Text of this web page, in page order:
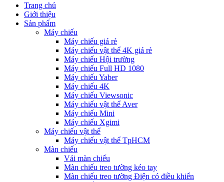
Trang chủ
Giới thiệu
Sản phẩm
Máy chiếu
Máy chiếu giá rẻ
Máy chiếu vật thể 4K giá rẻ
Máy chiếu Hội trường
Máy chiếu Full HD 1080
Máy chiếu Yaber
Máy chiếu 4K
Máy chiếu Viewsonic
Máy chiếu vật thể Aver
Máy chiếu Mini
Máy chiếu Xgimi
Máy chiếu vật thể
Máy chiếu vật thể TpHCM
Màn chiếu
Vải màn chiếu
Màn chiếu treo tường kéo tay
Màn chiếu treo tường Điện có điều khiển